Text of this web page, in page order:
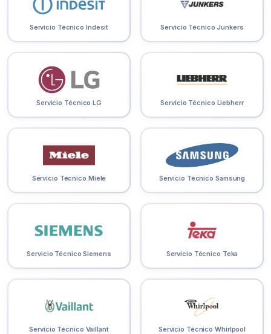
Servicio Técnico Indesit Servicio Técnico Junkers
Servicio Técnico LG Servicio Técnico Liebherr
Servicio Técnico Miele Servicio Técnico Samsung
Servicio Técnico Siemens Servicio Técnico Teka
Servicio Técnico Vaillant Servicio Técnico Whirlpool